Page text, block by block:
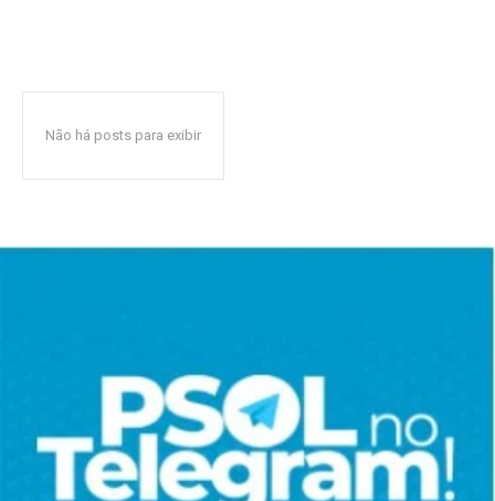
Não há posts para exibir